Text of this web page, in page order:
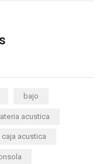
bajo
acustica
caja acustica